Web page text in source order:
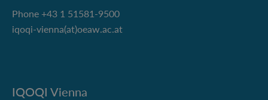
Phone +43 1 51581-9500
iqoqi-vienna(at)oeaw.ac.at
IQOQI Vienna